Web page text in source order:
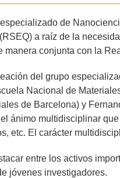
de
a raíz de la
manera conjunta con la
del grupo
Nacional de
de Barcelona) y
ánimo multidisciplinar
etc. El carácter
entre los activos
jóvenes investigadores.